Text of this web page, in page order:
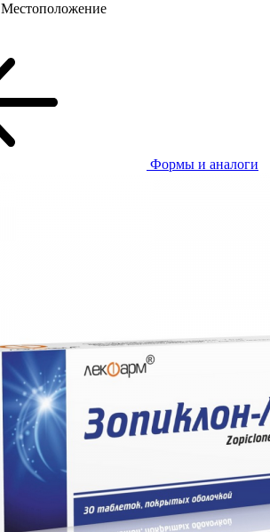
Местоположение
Формы и аналоги